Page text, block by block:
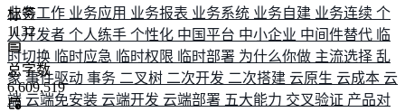
业务工作 业务应用 业务报表 业务系统 业务自建 业务连续 个
人开发者 个人练手 个性化 中国平台 中小企业 中间件替代 临
时切换 临时应急 临时权限 临时部署 为什么你做 主流选择 乱
象 事件驱动 事务 二叉树 二次开发 二次搭建 云原生 云成本 云
端 云端免安装 云端开发 云端部署 五大能力 交叉验证 产品对
标签
1132
总字数
6,609,519